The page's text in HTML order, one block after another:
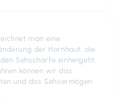
man eine
der Hornhaut, die
Sehschärfe einhergeht.
können wir das
und das Sehvermögen